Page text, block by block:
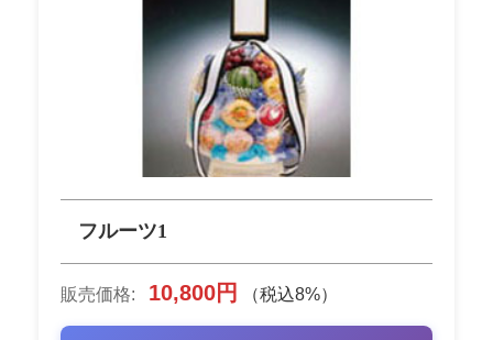
フルーツ1
販売価格: 10,800円 （税込8%）